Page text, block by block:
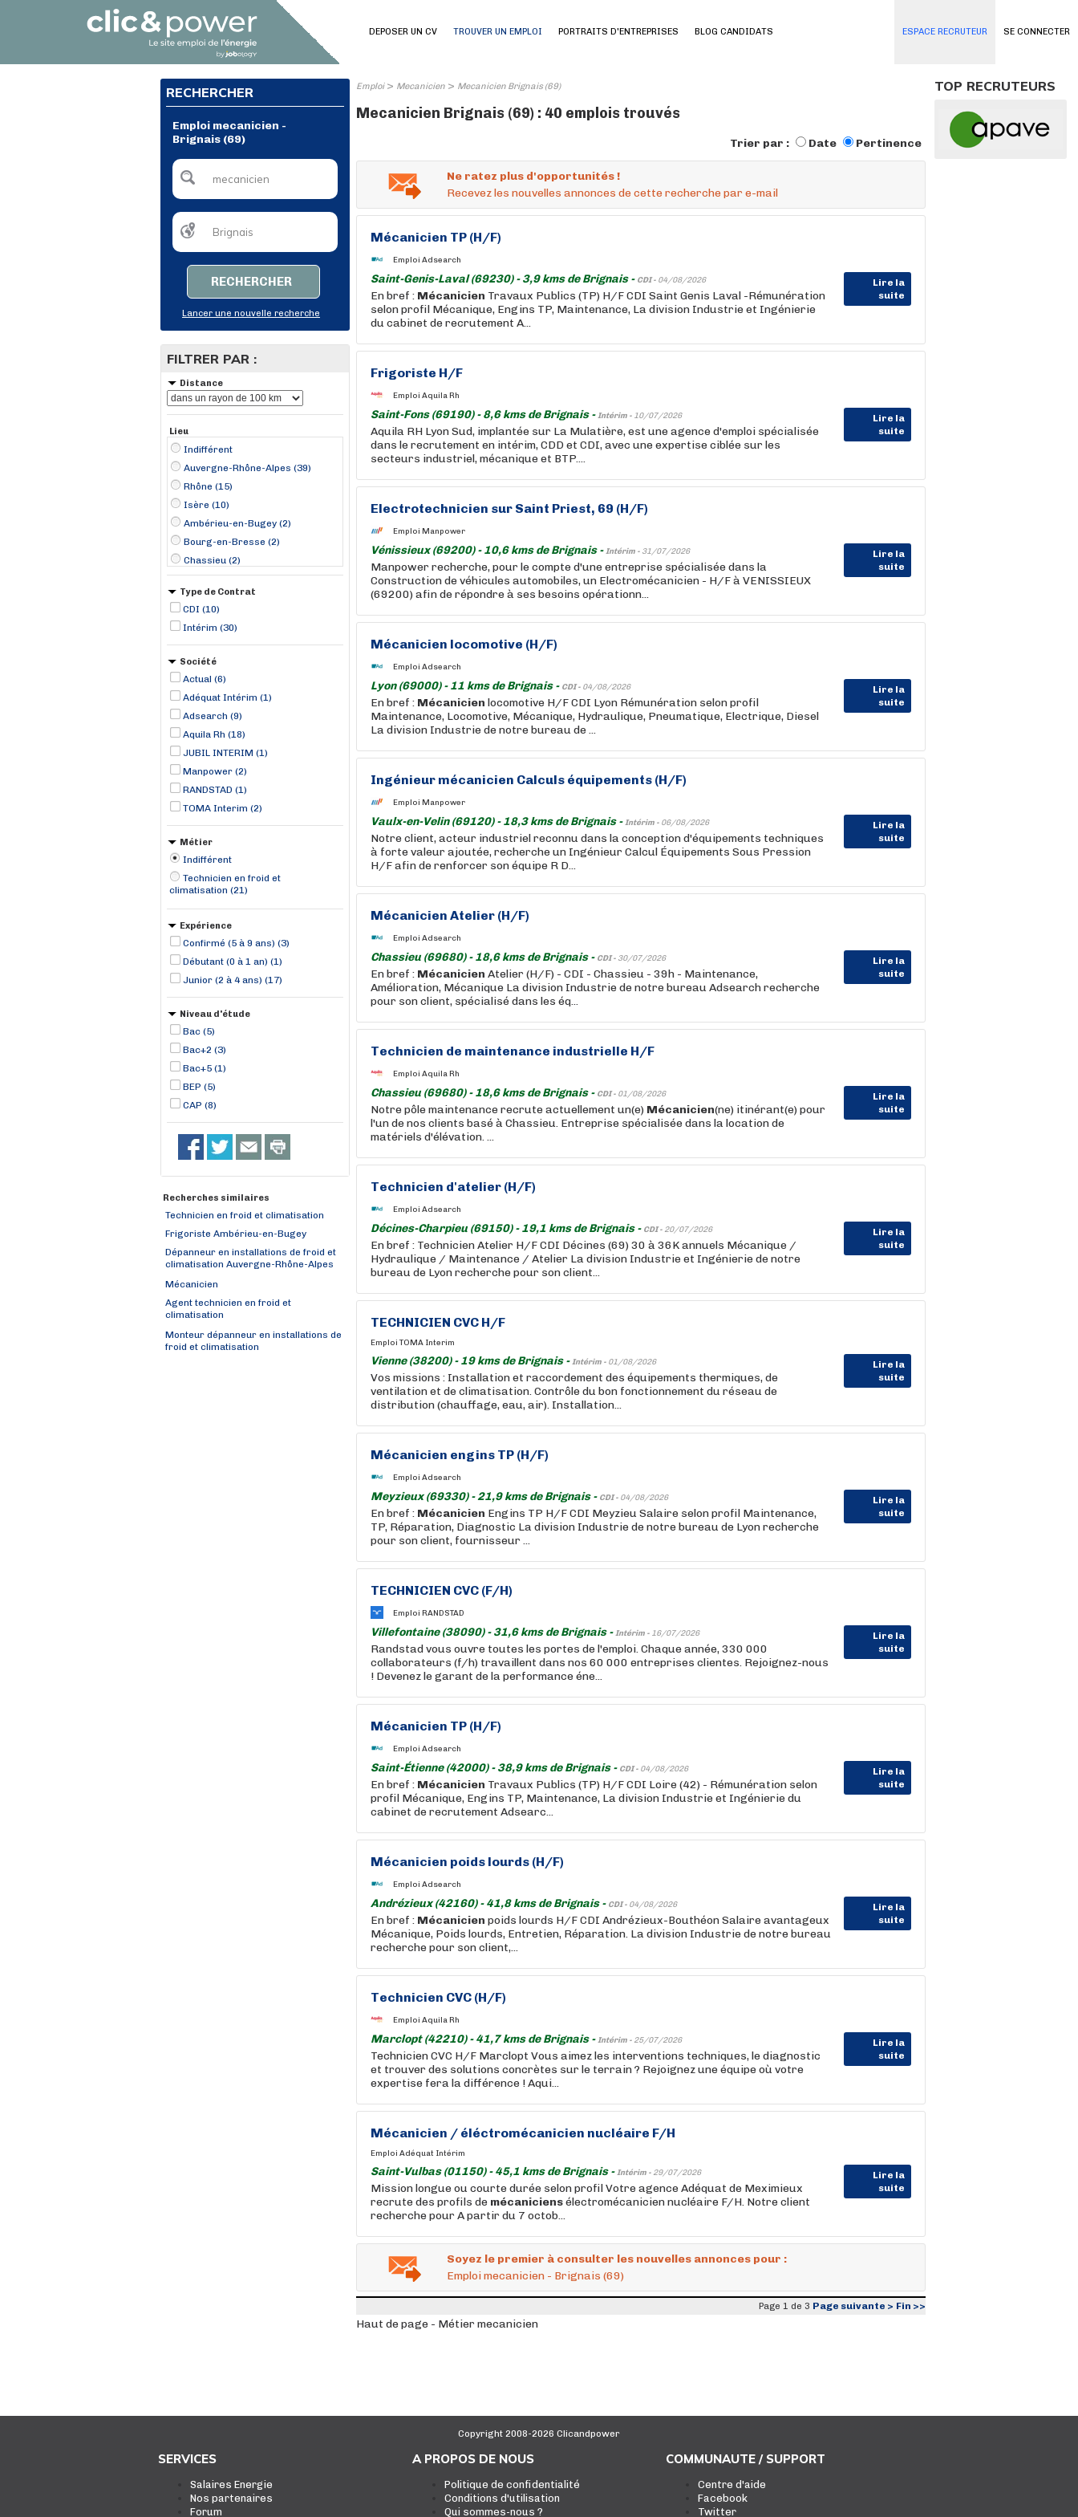
SE CONNECTER
DEPOSER UN CV TROUVER UN EMPLOI PORTRAITS D'ENTREPRISES BLOG CANDIDATS ESPACE RECRUTEUR
RECHERCHER
Emploi mecanicien -
Brignais (69)
RECHERCHER
Lancer une nouvelle recherche
FILTRER PAR :
Distance
Lieu
Indifférent
Auvergne-Rhône-Alpes (39)
Rhône (15)
Isère (10)
Ambérieu-en-Bugey (2)
Bourg-en-Bresse (2)
Chassieu (2)
Bourgogne-Franche-Comté (1)
Andrézieux (1)
Chambéry (1)
Crolles (1)
Type de Contrat
CDI (10)
Intérim (30)
Société
Actual (6)
Adéquat Intérim (1)
Adsearch (9)
Aquila Rh (18)
JUBIL INTERIM (1)
Manpower (2)
RANDSTAD (1)
TOMA Interim (2)
Métier
Indifférent
Technicien en froid et
climatisation (21)
Expérience
Confirmé (5 à 9 ans) (3)
Débutant (0 à 1 an) (1)
Junior (2 à 4 ans) (17)
Niveau d'étude
Bac (5)
Bac+2 (3)
Bac+5 (1)
BEP (5)
CAP (8)
Recherches similaires
Technicien en froid et climatisation
Frigoriste Ambérieu-en-Bugey
Dépanneur en installations de froid et
climatisation Auvergne-Rhône-Alpes
Mécanicien
Agent technicien en froid et
climatisation
Monteur dépanneur en installations de
froid et climatisation
Emploi> Mecanicien > Mecanicien Brignais (69)
Mecanicien Brignais (69) : 40 emplois trouvés
Trier par : Date Pertinence
Ne ratez plus d'opportunités !
Recevez les nouvelles annonces de cette recherche par e-mail
Mécanicien TP (H/F)
Emploi Adsearch
Saint-Genis-Laval (69230) - 3,9 kms de Brignais - CDI - 04/08/2026
Lire la
suite
En bref : Mécanicien Travaux Publics (TP) H/F CDI Saint Genis Laval -Rémunération
selon profil Mécanique, Engins TP, Maintenance, La division Industrie et Ingénierie
du cabinet de recrutement A...
Frigoriste H/F
Emploi Aquila Rh
Saint-Fons (69190) - 8,6 kms de Brignais -Intérim - 10/07/2026
Lire la
suite
Aquila RH Lyon Sud, implantée sur La Mulatière, est une agence d'emploi spécialisée
dans le recrutement en intérim, CDD et CDI, avec une expertise ciblée sur les
secteurs industriel, mécanique et BTP....
Electrotechnicien sur Saint Priest, 69 (H/F)
Emploi Manpower
Vénissieux (69200) - 10,6 kms de Brignais -Intérim - 31/07/2026
Lire la
suite
Manpower recherche, pour le compte d'une entreprise spécialisée dans la
Construction de véhicules automobiles, un Electromécanicien - H/F à VENISSIEUX
(69200) afin de répondre à ses besoins opérationn...
Mécanicien locomotive (H/F)
Emploi Adsearch
Lyon (69000) - 11 kms de Brignais - CDI - 04/08/2026
Lire la
suite
En bref : Mécanicien locomotive H/F CDI Lyon Rémunération selon profil
Maintenance, Locomotive, Mécanique, Hydraulique, Pneumatique, Electrique, Diesel
La division Industrie de notre bureau de ...
Ingénieur mécanicien Calculs équipements (H/F)
Emploi Manpower
Vaulx-en-Velin (69120) - 18,3 kms de Brignais -Intérim - 06/08/2026
Lire la
suite
Notre client, acteur industriel reconnu dans la conception d'équipements techniques
à forte valeur ajoutée, recherche un Ingénieur Calcul Équipements Sous Pression
H/F afin de renforcer son équipe R D...
Mécanicien Atelier (H/F)
Emploi Adsearch
Chassieu (69680) - 18,6 kms de Brignais - CDI - 30/07/2026
Lire la
suite
En bref : Mécanicien Atelier (H/F) - CDI - Chassieu - 39h - Maintenance,
Amélioration, Mécanique La division Industrie de notre bureau Adsearch recherche
pour son client, spécialisé dans les éq...
Technicien de maintenance industrielle H/F
Emploi Aquila Rh
Chassieu (69680) - 18,6 kms de Brignais - CDI - 01/08/2026
Lire la
suite
Notre pôle maintenance recrute actuellement un(e) Mécanicien(ne) itinérant(e) pour
l'un de nos clients basé à Chassieu. Entreprise spécialisée dans la location de
matériels d'élévation. ...
Technicien d'atelier (H/F)
Emploi Adsearch
Décines-Charpieu (69150) - 19,1 kms de Brignais - CDI - 20/07/2026
Lire la
suite
En bref : Technicien Atelier H/F CDI Décines (69) 30 à 36K annuels Mécanique /
Hydraulique / Maintenance / Atelier La division Industrie et Ingénierie de notre
bureau de Lyon recherche pour son client...
TECHNICIEN CVC H/F
Emploi TOMA Interim
Vienne (38200) - 19 kms de Brignais -Intérim - 01/08/2026
Lire la
suite
Vos missions : Installation et raccordement des équipements thermiques, de
ventilation et de climatisation. Contrôle du bon fonctionnement du réseau de
distribution (chauffage, eau, air). Installation...
Mécanicien engins TP (H/F)
Emploi Adsearch
Meyzieux (69330) - 21,9 kms de Brignais - CDI - 04/08/2026
Lire la
suite
En bref : Mécanicien Engins TP H/F CDI Meyzieu Salaire selon profil Maintenance,
TP, Réparation, Diagnostic La division Industrie de notre bureau de Lyon recherche
pour son client, fournisseur ...
TECHNICIEN CVC (F/H)
Emploi RANDSTAD
Villefontaine (38090) - 31,6 kms de Brignais -Intérim - 16/07/2026
Lire la
suite
Randstad vous ouvre toutes les portes de l'emploi. Chaque année, 330 000
collaborateurs (f/h) travaillent dans nos 60 000 entreprises clientes. Rejoignez-nous
! Devenez le garant de la performance éne...
Mécanicien TP (H/F)
Emploi Adsearch
Saint-Étienne (42000) - 38,9 kms de Brignais - CDI - 04/08/2026
Lire la
suite
En bref : Mécanicien Travaux Publics (TP) H/F CDI Loire (42) - Rémunération selon
profil Mécanique, Engins TP, Maintenance, La division Industrie et Ingénierie du
cabinet de recrutement Adsearc...
Mécanicien poids lourds (H/F)
Emploi Adsearch
Andrézieux (42160) - 41,8 kms de Brignais - CDI - 04/08/2026
Lire la
suite
En bref : Mécanicien poids lourds H/F CDI Andrézieux-Bouthéon Salaire avantageux
Mécanique, Poids lourds, Entretien, Réparation. La division Industrie de notre bureau
recherche pour son client,...
Technicien CVC (H/F)
Emploi Aquila Rh
Marclopt (42210) - 41,7 kms de Brignais -Intérim - 25/07/2026
Lire la
suite
Technicien CVC H/F Marclopt Vous aimez les interventions techniques, le diagnostic
et trouver des solutions concrètes sur le terrain ? Rejoignez une équipe où votre
expertise fera la différence ! Aqui...
Mécanicien / éléctromécanicien nucléaire F/H
Emploi Adéquat Intérim
Saint-Vulbas (01150) - 45,1 kms de Brignais -Intérim - 29/07/2026
Lire la
suite
Mission longue ou courte durée selon profil Votre agence Adéquat de Meximieux
recrute des profils de mécaniciensélectromécanicien nucléaire F/H. Notre client
recherche pour A partir du 7 octob...
Soyez le premier à consulter les nouvelles annonces pour :
Emploi mecanicien - Brignais (69)
Page 1 de 3 Page suivante > Fin >>
Haut de page - Métier mecanicien
TOP RECRUTEURS
Copyright 2008-2026 Clicandpower
SERVICES
Salaires Energie
Nos partenaires
Forum
A PROPOS DE NOUS
Politique de confidentialité
Conditions d'utilisation
Qui sommes-nous ?
COMMUNAUTE / SUPPORT
Centre d'aide
Facebook
Twitter